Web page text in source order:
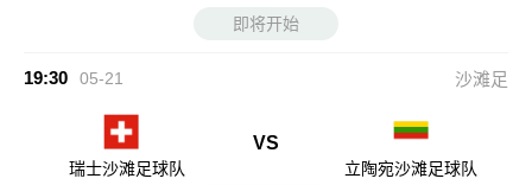
即将开始
19:30 05-21 沙滩足
瑞士沙滩足球队
VS
立陶宛沙滩足球队